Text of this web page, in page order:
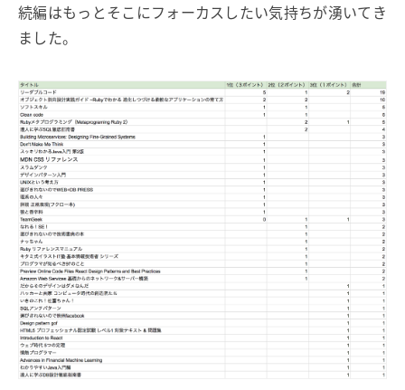
続編はもっとそこにフォーカスしたい気持ちが湧いてき
ました。